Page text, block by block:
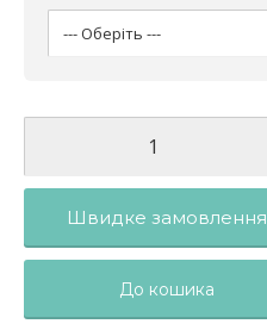
Швидке замовлення
До кошика